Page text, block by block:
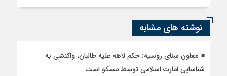
نوشته های مشابه
معاون سنای روسیه: حکم لاهه علیه طالبان، واکنشی به
شناسایی امارت اسلامی توسط مسکو است